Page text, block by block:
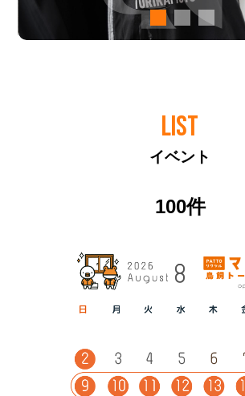
LIST
イベント
100件